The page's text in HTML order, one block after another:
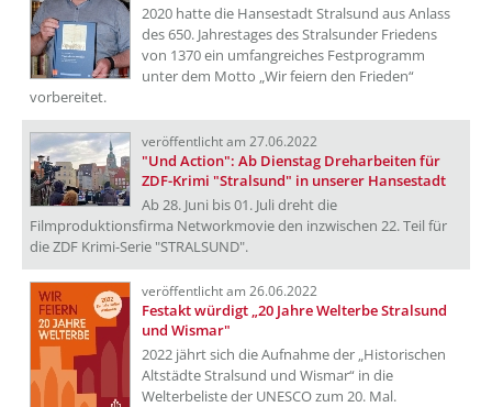
2020 hatte die Hansestadt Stralsund aus Anlass
des 650. Jahrestages des Stralsunder Friedens
von 1370 ein umfangreiches Festprogramm
unter dem Motto „Wir feiern den Frieden“
vorbereitet.
veröffentlicht am 27.06.2022
"Und Action": Ab Dienstag Dreharbeiten für
ZDF-Krimi "Stralsund" in unserer Hansestadt
Ab 28. Juni bis 01. Juli dreht die
Filmproduktionsfirma Networkmovie den inzwischen 22. Teil für
die ZDF Krimi-Serie "STRALSUND".
veröffentlicht am 26.06.2022
Festakt würdigt „20 Jahre Welterbe Stralsund
und Wismar"
2022 jährt sich die Aufnahme der „Historischen
Altstädte Stralsund und Wismar“ in die
Welterbeliste der UNESCO zum 20. Mal.